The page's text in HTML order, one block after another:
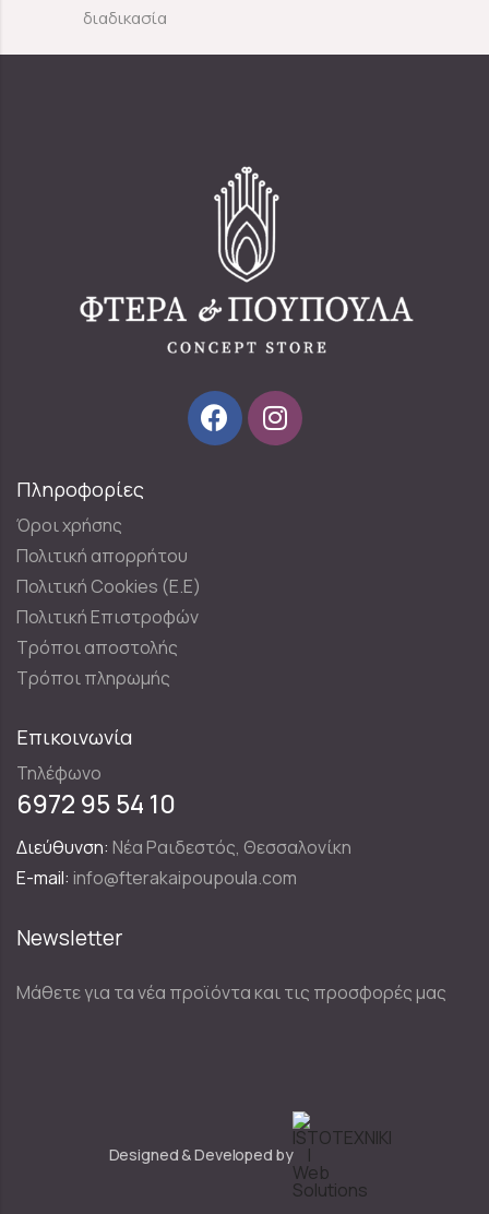
διαδικασία
Πληροφορίες
Όροι χρήσης
Πολιτική απορρήτου
Πολιτική Cookies (E.E)
Πολιτική Επιστροφών
Τρόποι αποστολής
Τρόποι πληρωμής
Επικοινωνία
Τηλέφωνο
6972 95 54 10
Διεύθυνση: Νέα Ραιδεστός, Θεσσαλονίκη
E-mail: info@fterakaipoupoula.com
Newsletter
Μάθετε για τα νέα προϊόντα και τις προσφορές μας
Designed & Developed by